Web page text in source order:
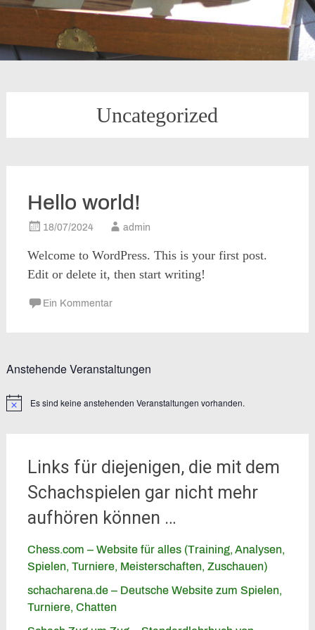
Uncategorized
Hello world!
18/07/2024 admin
Welcome to WordPress. This is your first post.
Edit or delete it, then start writing!
Ein Kommentar
Anstehende Veranstaltungen
Notice Es sind keine anstehenden Veranstaltungen vorhanden.
Links für diejenigen, die mit dem
Schachspielen gar nicht mehr
aufhören können …
Chess.com – Website für alles (Training, Analysen,
Spielen, Turniere, Meisterschaften, Zuschauen)
schacharena.de – Deutsche Website zum Spielen,
Turniere, Chatten